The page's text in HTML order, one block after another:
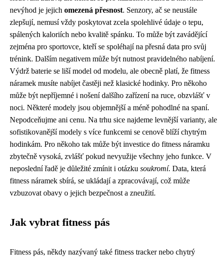
nevýhod je jejich omezená přesnost. Senzory, ač se neustále
zlepšují, nemusí vždy poskytovat zcela spolehlivé údaje o tepu,
spálených kaloriích nebo kvalitě spánku. To může být zavádějící
zejména pro sportovce, kteří se spoléhají na přesná data pro svůj
trénink. Dalším negativem může být nutnost pravidelného nabíjení.
Výdrž baterie se liší model od modelu, ale obecně platí, že fitness
náramek musíte nabíjet častěji než klasické hodinky. Pro někoho
může být nepříjemné i nošení dalšího zařízení na ruce, obzvlášť v
noci. Některé modely jsou objemnější a méně pohodlné na spaní.
Nepodceňujme ani cenu. Na trhu sice najdeme levnější varianty, ale
sofistikovanější modely s více funkcemi se cenově blíží chytrým
hodinkám. Pro někoho tak může být investice do fitness náramku
zbytečně vysoká, zvlášť pokud nevyužije všechny jeho funkce. V
neposlední řadě je důležité zmínit i otázku soukromí. Data, která
fitness náramek sbírá, se ukládají a zpracovávají, což může
vzbuzovat obavy o jejich bezpečnost a zneužití.
Jak vybrat fitness pás
Fitness pás, někdy nazývaný také fitness tracker nebo chytrý